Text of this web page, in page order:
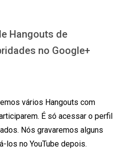
Hangouts de
no Google+
vários Hangouts com
É só acessar o perfil
Nós gravaremos alguns
los no YouTube depois.